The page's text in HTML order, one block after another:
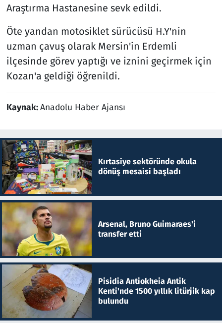
Araştırma Hastanesine sevk edildi.
Öte yandan motosiklet sürücüsü H.Y'nin
uzman çavuş olarak Mersin'in Erdemli
ilçesinde görev yaptığı ve iznini geçirmek için
Kozan'a geldiği öğrenildi.
Kaynak:Anadolu Haber Ajansı
Kırtasiye sektöründe okula
dönüş mesaisi başladı
Arsenal, Bruno Guimaraes'i
transfer etti
Pisidia Antiokheia Antik
Kenti'nde 1500 yıllık litürjik kap
bulundu
Spor
Teknoloji ve Bilim
Televizyon